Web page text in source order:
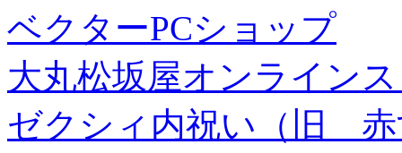
ベクターPCショップ
大丸松坂屋オンライン
ゼクシィ内祝い（旧 赤